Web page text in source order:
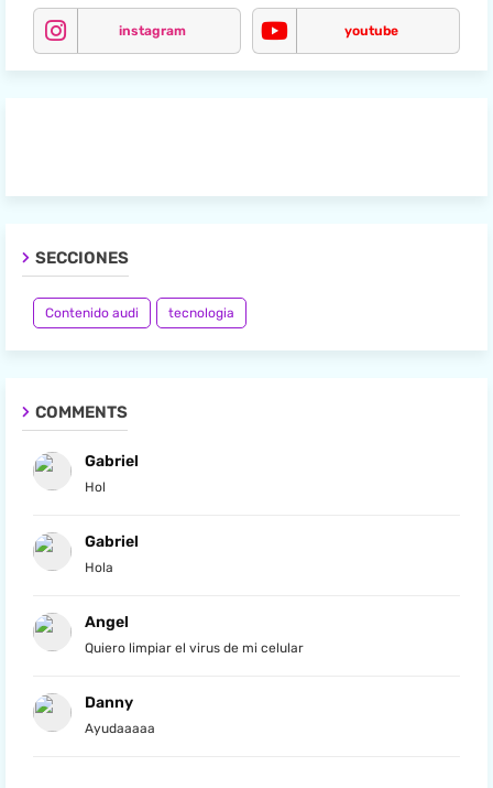
instagram youtube
SECCIONES
Contenido audi tecnologia
COMMENTS
Gabriel
Hol
Gabriel
Hola
Angel
Quiero limpiar el virus de mi celular
Danny
Ayudaaaaa